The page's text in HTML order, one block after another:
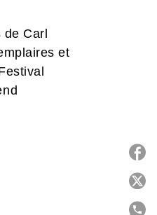
Carl
et